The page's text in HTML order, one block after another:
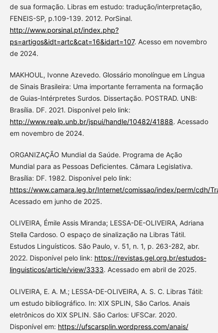
de sua formação. Libras em estudo: tradução/interpretação,
FENEIS-SP, p.109-139. 2012. PorSinal.
http://www.porsinal.pt/index.php?
ps=artigos&idt=artc&cat=16&idart=107. Acesso em novembro
de 2024.
MAKHOUL, Ivonne Azevedo. Glossário monolíngue em Língua
de Sinais Brasileira: Uma importante ferramenta na formação
de Guias-Intérpretes Surdos. Dissertação. POSTRAD. UNB:
Brasília. DF. 2021. Disponível pelo link:
http://www.realp.unb.br/jspui/handle/10482/41888. Acessado
em novembro de 2024.
ORGANIZAÇÃO Mundial da Saúde. Programa de Ação
Mundial para as Pessoas Deficientes. Câmara Legislativa.
Brasília: DF. 1982. Disponível pelo link:
https://www.camara.leg.br/Internet/comissao/index/perm/cdh/
Acessado em junho de 2025.
OLIVEIRA, Émile Assis Miranda; LESSA-DE-OLIVEIRA, Adriana
Stella Cardoso. O espaço de sinalização na Libras Tátil.
Estudos Linguísticos. São Paulo, v. 51, n. 1, p. 263-282, abr.
2022. Disponível pelo link: https://revistas.gel.org.br/estudos-
linguisticos/article/view/3333. Acessado em abril de 2025.
OLIVEIRA, E. A. M.; LESSA-DE-OLIVEIRA, A. S. C. Libras Tátil:
um estudo bibliográfico. In: XIX SPLIN, São Carlos. Anais
eletrônicos do XIX SPLIN. São Carlos: UFSCar. 2020.
Disponível em: https://ufscarsplin.wordpress.com/anais/